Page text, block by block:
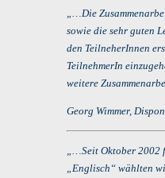
„…Die
sowie die sehr guten
den TeilneherInnen
TeilnehmerIn
weitere
Georg Wimmer,
„…Seit Oktober
„Englisch“ wählten